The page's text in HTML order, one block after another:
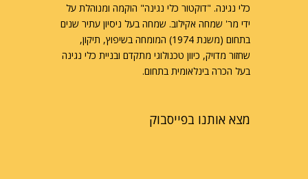
כלי נגינה. "דוקטור כלי נגינה" הוקמה ומנוהלת על
ידי מר' שמחה אקילוב. שמחה בעל ניסיון עתיר שנים
בתחום (משנת 1974) המומחה בשיפוץ, תיקון,
שחזור מדויק, כיוון טכנולוגי מתקדם ובניית כלי נגינה
בעל הכרה בינלאומית בתחום.
מצא אותנו בפייסבוק